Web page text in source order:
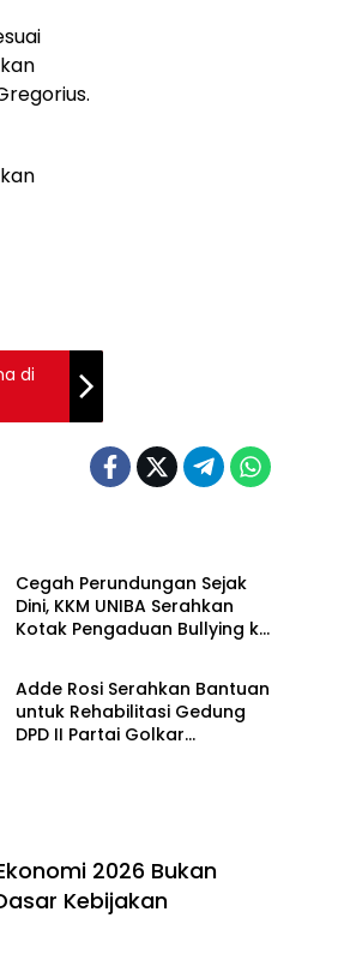
di
Cegah Perundungan Sejak
Dini, KKM UNIBA Serahkan
Kotak Pengaduan Bullying ke
NEWS
Adde Rosi Serahkan Bantuan
untuk Rehabilitasi Gedung
DPD II Partai Golkar
2026 Bukan
Kebijakan